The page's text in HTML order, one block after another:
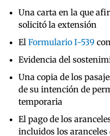
Una carta en la que
solicitó la extensión
El Formulario I-539
Evidencia del
Una copia de los
de su intención de
temporaria
El pago de los
incluidos los aranceles